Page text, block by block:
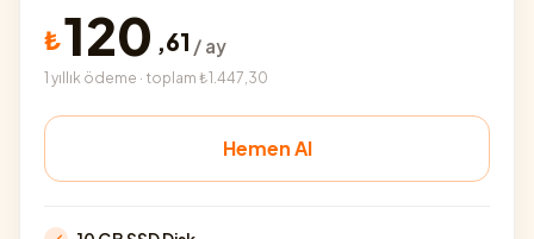
₺120 ,61 / ay
1 yıllık ödeme · toplam ₺1.447,30
Hemen Al